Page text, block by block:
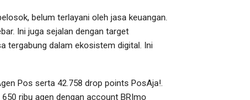
belum terlayani oleh jasa keuangan.
Ini juga sejalan dengan target
tergabung dalam ekosistem digital. Ini
Pos serta 42.758 drop points PosAja!.
ribu agen dengan account BRImo